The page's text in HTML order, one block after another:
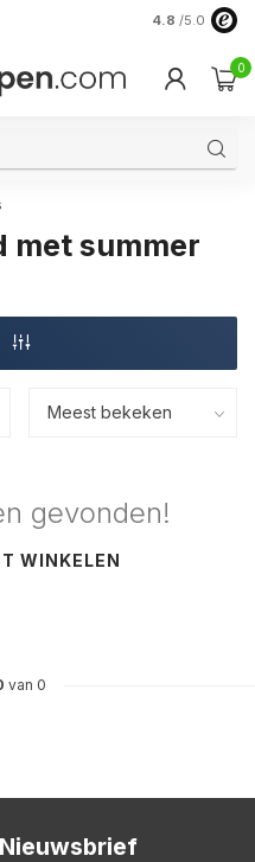
Verzending
4.8 /5.0
0
met summer
gevonden!
WINKELEN
van 0